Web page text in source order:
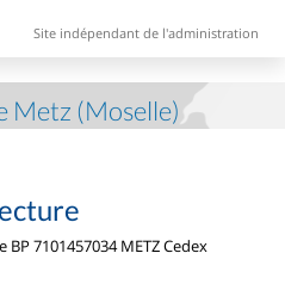
Site indépendant de l'administration
Metz (Moselle)
BP 7101457034 METZ Cedex